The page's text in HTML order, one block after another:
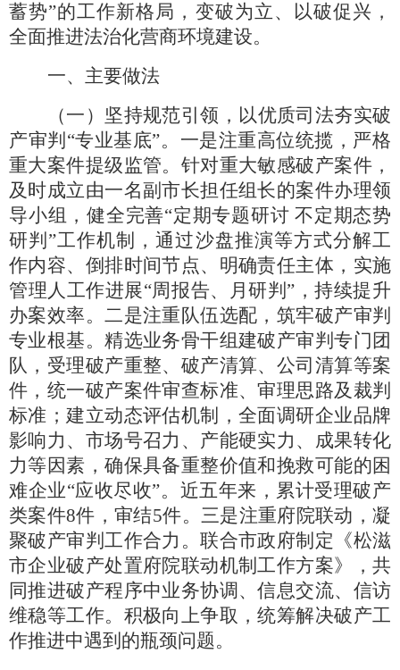
蓄势”的工作新格局，变破为立、以破促兴，
全面推进法治化营商环境建设。
一、主要做法
（一）坚持规范引领，以优质司法夯实破
产审判 “专业基底”。一是注重高位统揽，严格
重大案件提级监管。针对重大敏感破产案件，
及时成立由一名副市长担任组长的案件办理领
导小组，健全完善“定期专题研讨 不定期态势
研判”工作机制，通过沙盘推演等方式分解工
作内容、倒排时间节点、明确责任主体，实施
管理人工作进展“周报告、月研判”，持续提升
办案效率。二是注重队伍选配，筑牢破产审判
专业根基。精选业务骨干组建破产审判专门团
队，受理破产重整、破产清算、公司清算等案
件，统一破产案件审查标准、审理思路及裁判
标准；建立动态评估机制，全面调研企业品牌
影响力、市场号召力、产能硬实力、成果转化
力等因素，确保具备重整价值和挽救可能的困
难企业“应收尽收”。近五年来，累计受理破产
类案件8件，审结5件。三是注重府院联动，凝
聚破产审判工作合力。联合市政府制定《松滋
市企业破产处置府院联动机制工作方案》，共
同推进破产程序中业务协调、信息交流、信访
维稳等工作。积极向上争取，统筹解决破产工
作推进中遇到的瓶颈问题。